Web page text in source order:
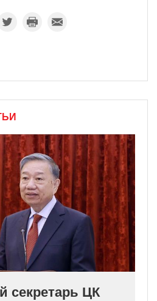
секретарь ЦК